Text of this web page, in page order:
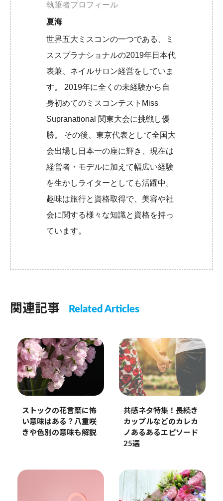
執筆者プロフィール
夏海
世界五大ミスコンの一つである、ミ
ススプラナショナルの2019年日本代
表兼、ネイルサロン経営をしていま
す。 2019年に全くの未経験から自
身初めてのミスコンテストMiss
Supranational 関東大会に挑戦し優
勝。 その後、東京代表として全国大
会出場し日本一の座に輝き、現在は
経営者・モデルに加えて幅広い経験
を生かしライターとしても活躍中。
趣味は旅行と資格取得で、美容や社
会に関する様々な知識と資格を持っ
ています。
関連記事 Related Articles
ストックの花言葉に怖
い意味はある？八重咲
きや色別の意味も解説
共感ネタ特集！長続き
カップルなどのカレカ
ノあるあるエピソード
25選